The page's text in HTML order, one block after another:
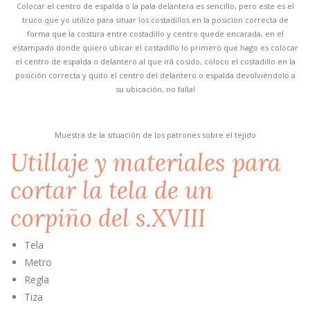
Colocar el centro de espalda o la pala delantera es sencillo, pero este es el
truco que yo utilizo para situar los costadillos en la posición correcta de
forma que la costura entre costadillo y centro quede encarada, en el
estampado donde quiero ubicar el costadillo lo primero que hago es colocar
el centro de espalda o delantero al que irá cosido, coloco el costadillo en la
posición correcta y quito el centro del delantero o espalda devolviéndolo a
su ubicación, no falla!
Muestra de la situación de los patrones sobre el tejido
Utillaje y materiales para
cortar la tela de un
corpiño del s.XVIII
Tela
Metro
Regla
Tiza